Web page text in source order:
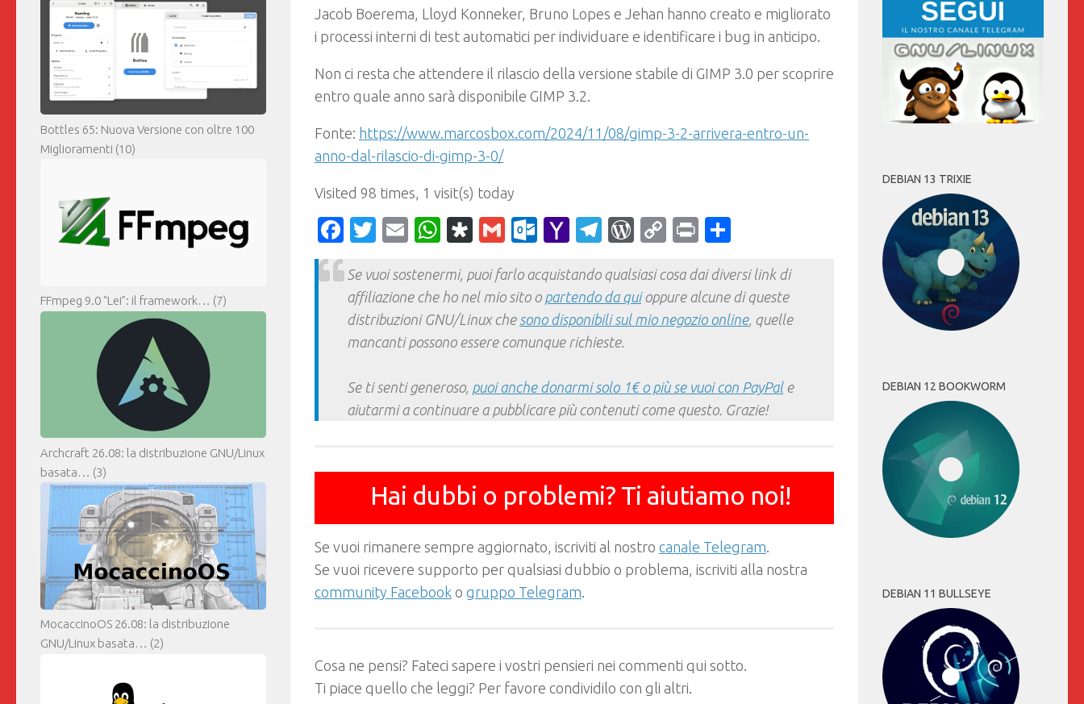
Jacob Boerema, Lloyd Konneker, Bruno Lopes e Jehan hanno creato e migliorato
i processi interni di test automatici per individuare e identificare i bug in anticipo.
Non ci resta che attendere il rilascio della versione stabile di GIMP 3.0 per scoprire
entro quale anno sarà disponibile GIMP 3.2.
Fonte: https://www.marcosbox.com/2024/11/08/gimp-3-2-arrivera-entro-un-
anno-dal-rilascio-di-gimp-3-0/
Visited 98 times, 1 visit(s) today
Facebook
Twitter
EmailWhatsApp
Diaspora
GmailOutlook.com
YahooTelegram
WordPress
CopyPrint
Se vuoi sostenermi, puoi farlo acquistando qualsiasi cosa dai diversi link di
affiliazione che ho nel mio sito o partendo da quioppure alcune di queste
distribuzioni GNU/Linux che sono disponibili sul mio negozio online, quelle
mancanti possono essere comunque richieste.
Se ti senti generoso, puoi anche donarmi solo 1€ o più se vuoi con PayPale
aiutarmi a continuare a pubblicare più contenuti come questo. Grazie!
Hai dubbi o problemi? Ti aiutiamo noi!
Se vuoi rimanere sempre aggiornato, iscriviti al nostro canale Telegram.
Se vuoi ricevere supporto per qualsiasi dubbio o problema, iscriviti alla nostra
community Facebook o gruppo Telegram.
Cosa ne pensi? Fateci sapere i vostri pensieri nei commenti qui sotto.
Ti piace quello che leggi? Per favore condividilo con gli altri.
Bottles 65: Nuova Versione con oltre 100
Miglioramenti (10)
FFmpeg 9.0 “Lei”: il framework… (7)
Archcraft 26.08: la distribuzione GNU/Linux
basata… (3)
MocaccinoOS 26.08: la distribuzione
GNU/Linux basata… (2)
DEBIAN 13 TRIXIE
DEBIAN 12 BOOKWORM
DEBIAN 11 BULLSEYE